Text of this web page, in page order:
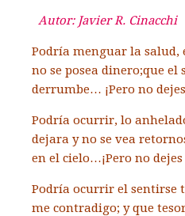
Autor: Javier R. Cinacchi
Podría menguar la salud,
no se posea dinero;que el
derrumbe… ¡Pero no
Podría ocurrir, lo
dejara y no se vea
en el cielo…¡Pero no
Podría ocurrir el sentirse
me contradigo; y que